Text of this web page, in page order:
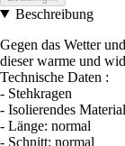
Beschreibung
Gegen das Wetter
dieser warme und
Technische Daten :
- Stehkragen
- Isolierendes Material
- Länge: normal
- Schnitt: normal